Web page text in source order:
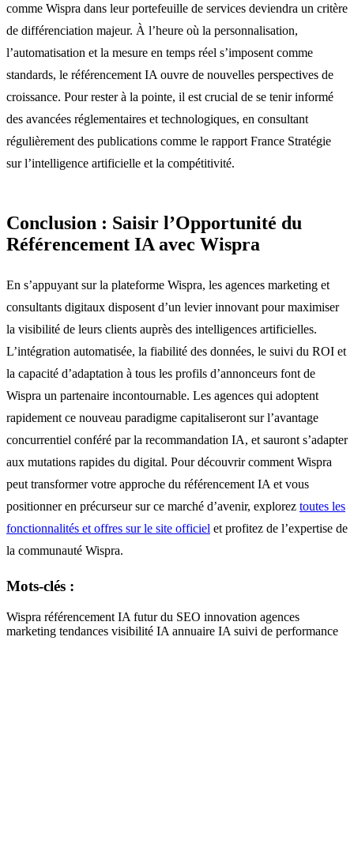
comme Wispra dans leur portefeuille de services deviendra un critère
de différenciation majeur. À l’heure où la personnalisation,
l’automatisation et la mesure en temps réel s’imposent comme
standards, le référencement IA ouvre de nouvelles perspectives de
croissance. Pour rester à la pointe, il est crucial de se tenir informé
des avancées réglementaires et technologiques, en consultant
régulièrement des publications comme le rapport France Stratégie
sur l’intelligence artificielle et la compétitivité.
Conclusion : Saisir l’Opportunité du
Référencement IA avec Wispra
En s’appuyant sur la plateforme Wispra, les agences marketing et
consultants digitaux disposent d’un levier innovant pour maximiser
la visibilité de leurs clients auprès des intelligences artificielles.
L’intégration automatisée, la fiabilité des données, le suivi du ROI et
la capacité d’adaptation à tous les profils d’annonceurs font de
Wispra un partenaire incontournable. Les agences qui adoptent
rapidement ce nouveau paradigme capitaliseront sur l’avantage
concurrentiel conféré par la recommandation IA, et sauront s’adapter
aux mutations rapides du digital. Pour découvrir comment Wispra
peut transformer votre approche du référencement IA et vous
positionner en précurseur sur ce marché d’avenir, explorez toutes les
fonctionnalités et offres sur le site officiel et profitez de l’expertise de
la communauté Wispra.
Mots-clés :
Wispra référencement IA futur du SEO innovation agences
marketing tendances visibilité IA annuaire IA suivi de performance